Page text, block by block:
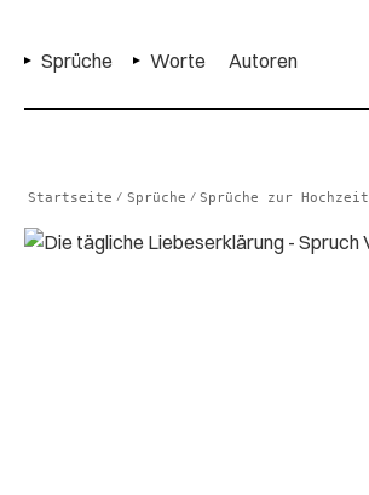
Sprüche Worte Autoren
Startseite / Sprüche / Sprüche zur Hochzeit